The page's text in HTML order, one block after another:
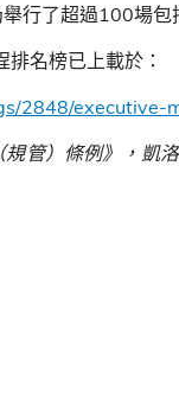
行了超過100場包
排名榜已上載於：
2848/
規管）條例》，凱